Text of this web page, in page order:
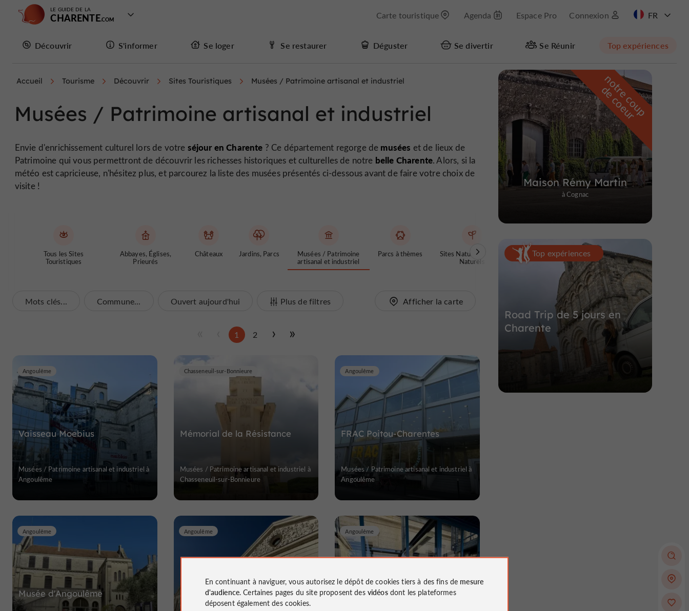
LE GUIDE DE LA
CHARENTE Carte touristique Agenda Espace Pro Connexion
Découvrir S'informer Se loger Se restaurer Déguster Se divertir Se Réunir Top expériences
Masquer la carte
Accueil Tourisme Découvrir Sites Touristiques Musées / Patrimoine artisanal et industriel
Musées / Patrimoine artisanal et industriel
Envie d'enrichissement culturel lors de votre séjour en Charente ? Ce département regorge de musées et de lieux de
Patrimoine qui vous permettront de découvrir les richesses historiques et culturelles de notre belle Charente. Alors, si la
météo est capricieuse, n'hésitez plus, et parcourez la liste des musées présentés ci-dessous avant de faire votre choix de
visite !
Tous les Sites
Touristiques
Abbayes, Églises,
Prieurés
Châteaux Jardins, Parcs
Musées / Patrimoine
artisanal et industriel
Parcs à thèmes
Sites Naturels / Parcs
Naturels
Visites Insolites Sites archéologiques
Mots clés... Commune... Ouvert aujourd'hui Plus de filtres Afficher la carte
1 2
Vaisseau Moebius
Angoulême
Musées / Patrimoine artisanal et industriel à
Angoulême
Mémorial de la Résistance
Chasseneuil-sur-Bonnieure
Musées / Patrimoine artisanal et industriel à
Chasseneuil-sur-Bonnieure
FRAC Poitou-Charentes
Angoulême
Musées / Patrimoine artisanal et industriel à
Angoulême
Musée d'Angoulême
Angoulême
Le musée de la bande
dessinée
Angoulême
Musée du Papier
Angoulême
n
o
t
r
e
c
o
u
p
d
e
c
o
e
u
r
Maison Rémy Martin
à Cognac
Top expériences
Road Trip de 5 jours en
Charente
En continuant à naviguer, vous autorisez le dépôt de cookies tiers à des fins de mesure
d'audience. Certaines pages du site proposent des vidéosdont les plateformes
déposent également des cookies.